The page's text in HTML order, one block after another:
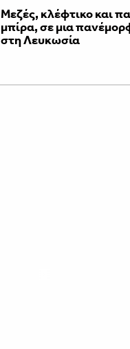
Μεζές, κλέφτικο και
μπίρα, σε μια
στη Λευκωσία